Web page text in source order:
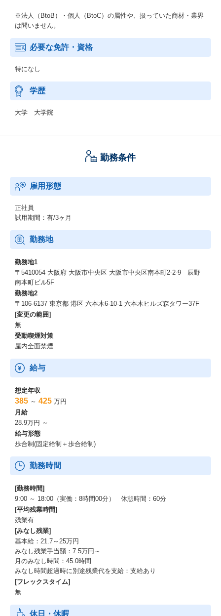
※法人（BtoB）・個人（BtoC）の属性や、扱っていた商材・業界
は問いません。
必要な免許・資格
特になし
学歴
大学 大学院
勤務条件
雇用形態
正社員
試用期間：有/3ヶ月
勤務地
勤務地1
〒5410054 大阪府 大阪市中央区 大阪市中央区南本町2-2-9 辰野
南本町ビル5F
勤務地2
〒106-6137 東京都 港区 六本木6-10-1 六本木ヒルズ森タワー37F
[変更の範囲]
無
受動喫煙対策
屋内全面禁煙
給与
想定年収
385 ～ 425 万円
月給
28.9万円 ～
給与形態
歩合制(固定給制＋歩合給制)
勤務時間
[勤務時間]
9:00 ～ 18:00（実働：8時間00分） 休憩時間：60分
[平均残業時間]
残業有
[みなし残業]
基本給：21.7～25万円
みなし残業手当額：7.5万円～
月のみなし時間：45.0時間
みなし時間超過時に別途残業代を支給：支給あり
[フレックスタイム]
無
休日・休暇